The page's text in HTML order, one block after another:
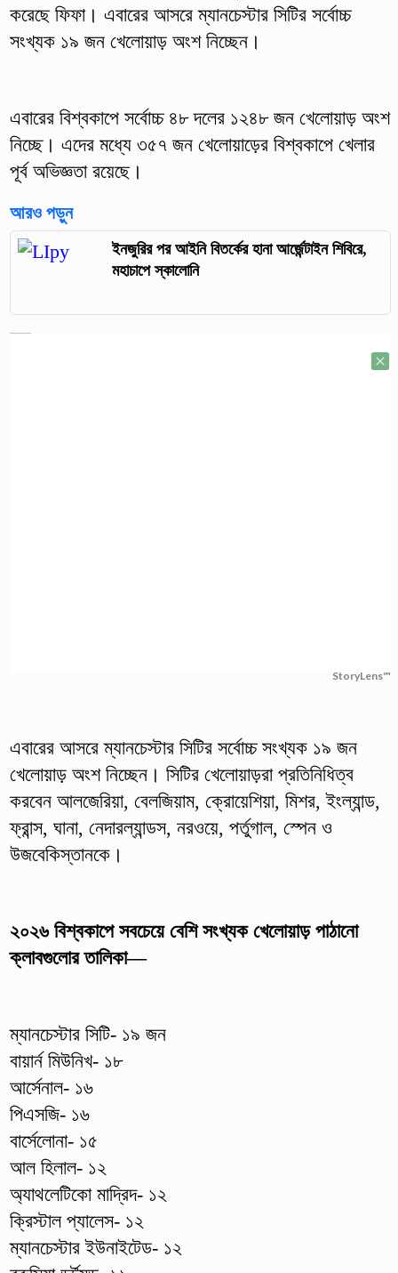
করেছে ফিফা। এবারের আসরে ম্যানচেস্টার সিটির সর্বোচ্চ
সংখ্যক ১৯ জন খেলোয়াড় অংশ নিচ্ছেন।
এবারের বিশ্বকাপে সর্বোচ্চ ৪৮ দলের ১২৪৮ জন খেলোয়াড় অংশ
নিচ্ছে। এদের মধ্যে ৩৫৭ জন খেলোয়াড়ের বিশ্বকাপে খেলার
পূর্ব অভিজ্ঞতা রয়েছে।
আরও পড়ুন
ইনজুরির পর আইনি বিতর্কের হানা আর্জেন্টাইন শিবিরে,
মহাচাপে স্কালোনি
StoryLens™
এবারের আসরে ম্যানচেস্টার সিটির সর্বোচ্চ সংখ্যক ১৯ জন
খেলোয়াড় অংশ নিচ্ছেন। সিটির খেলোয়াড়রা প্রতিনিধিত্ব
করবেন আলজেরিয়া, বেলজিয়াম, ক্রোয়েশিয়া, মিশর, ইংল্যান্ড,
ফ্রান্স, ঘানা, নেদারল্যান্ডস, নরওয়ে, পর্তুগাল, স্পেন ও
উজবেকিস্তানকে।
২০২৬ বিশ্বকাপে সবচেয়ে বেশি সংখ্যক খেলোয়াড় পাঠানো
ক্লাবগুলোর তালিকা—
ম্যানচেস্টার সিটি- ১৯ জন
বায়ার্ন মিউনিখ- ১৮
আর্সেনাল- ১৬
পিএসজি- ১৬
বার্সেলোনা- ১৫
আল হিলাল- ১২
অ্যাথলেটিকো মাদ্রিদ- ১২
ক্রিস্টাল প্যালেস- ১২
ম্যানচেস্টার ইউনাইটেড- ১২